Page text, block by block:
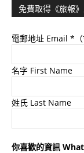
免費取得《旅報
電郵地址 Email *（
名字 First Name
姓氏 Last Name
你喜歡的資訊